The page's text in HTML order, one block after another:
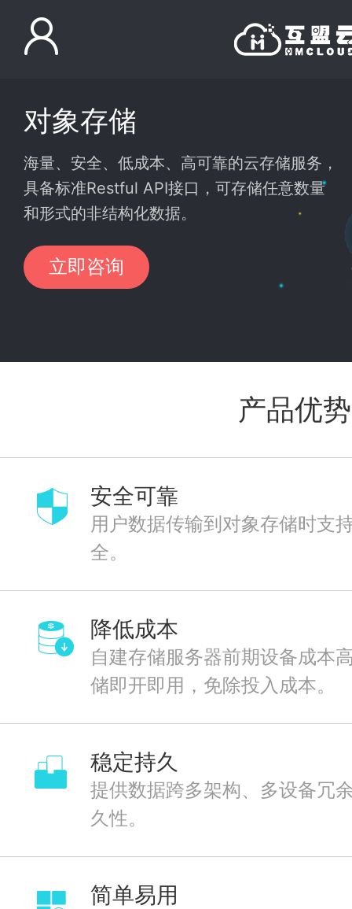
对象存储
海量、安全、低成本、高可靠的云存储服务，
具备标准Restful API接口，可存储任意数量
和形式的非结构化数据。
立即咨询
产品优势
安全可靠
用户数据传输到对象存储时支
全。
降低成本
自建存储服务器前期设备成本
储即开即用，免除投入成本。
稳定持久
提供数据跨多架构、多设备冗
久性。
简单易用